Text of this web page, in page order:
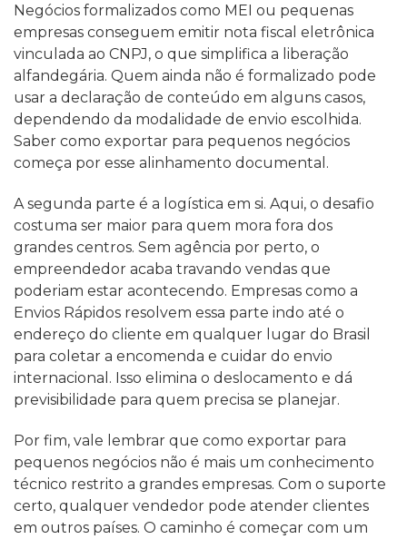
Negócios formalizados como MEI ou pequenas
empresas conseguem emitir nota fiscal eletrônica
vinculada ao CNPJ, o que simplifica a liberação
alfandegária. Quem ainda não é formalizado pode
usar a declaração de conteúdo em alguns casos,
dependendo da modalidade de envio escolhida.
Saber como exportar para pequenos negócios
começa por esse alinhamento documental.
A segunda parte é a logística em si. Aqui, o desafio
costuma ser maior para quem mora fora dos
grandes centros. Sem agência por perto, o
empreendedor acaba travando vendas que
poderiam estar acontecendo. Empresas como a
Envios Rápidos resolvem essa parte indo até o
endereço do cliente em qualquer lugar do Brasil
para coletar a encomenda e cuidar do envio
internacional. Isso elimina o deslocamento e dá
previsibilidade para quem precisa se planejar.
Por fim, vale lembrar que como exportar para
pequenos negócios não é mais um conhecimento
técnico restrito a grandes empresas. Com o suporte
certo, qualquer vendedor pode atender clientes
em outros países. O caminho é começar com um